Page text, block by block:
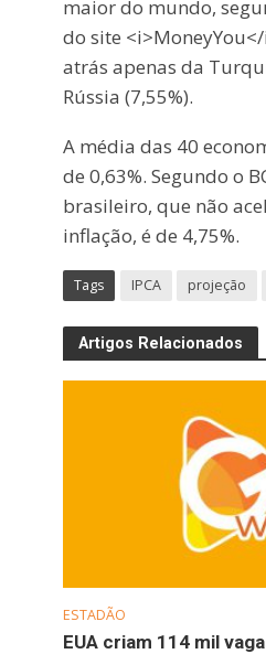
maior do mundo,
do site <i>MoneyYou</
atrás apenas da
Rússia (7,55%).
A média das 40
de 0,63%. Segundo o
brasileiro, que não
inflação, é de 4,75%.
Tags IPCA projeção
Artigos Relacionados
ESTADÃO
EUA criam 114 mil